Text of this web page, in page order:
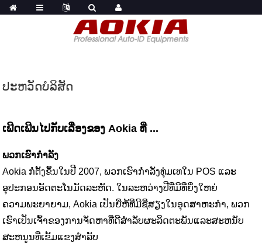
ປະ​ຫວັດ​ບໍ​ລິ​ສັດ
ເພີດເພີນໄປກັບເລື່ອງຂອງ Aokia ທີ່ ...
ພວກເຮົາກໍາລັງ
Aokia ກໍ່ຕັ້ງຂຶ້ນໃນປີ 2007, ພວກເຮົາກໍາລັງທຸ່ມເທໃນ POS ແລະ
ອຸປະກອນອັດຕະໂນມັດລະຫັດ. ໃນລະຫວ່າງປີທີ່ມີທີ່ຍິ່ງໃຫຍ່
ຄວາມພະຍາຍາມ, Aokia ເປັນຍີ່ຫໍ້ທີ່ມີຊື່ສຽງໃນອຸດສາຫະກໍາ, ພວກ
ເຮົາເປັນເຈົ້າຂອງການຈັດຫາທີ່ດີສໍາລັບຜະລິດຕະພັນແລະສະຫນັບ
ສະຫນູນທີ່ເຂັ້ມແຂງສໍາລັບ